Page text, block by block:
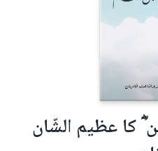
کا عظیم الشّان